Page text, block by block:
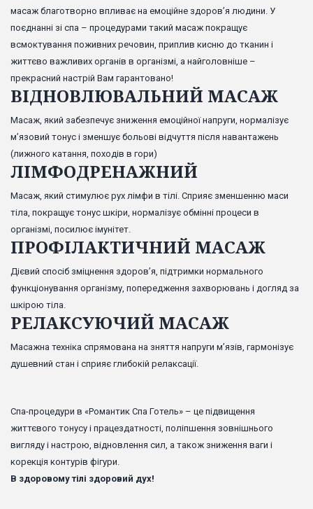
масаж благотворно впливає на емоційне здоров’я людини. У
поєднанні зі спа – процедурами такий масаж покращує
всмоктування поживних речовин, приплив кисню до тканин і
життєво важливих органів в організмі, а найголовніше –
прекрасний настрій Вам гарантовано!
ВІДНОВЛЮВАЛЬНИЙ МАСАЖ
Масаж, який забезпечує зниження емоційної напруги, нормалізує
м’язовий тонус і зменшує больові відчуття після навантажень
(лижного катання, походів в гори)
ЛІМФОДРЕНАЖНИЙ
Масаж, який стимулює рух лімфи в тілі. Сприяє зменшенню маси
тіла, покращує тонус шкіри, нормалізує обмінні процеси в
організмі, посилює імунітет.
ПРОФІЛАКТИЧНИЙ МАСАЖ
Дієвий спосіб зміцнення здоров’я, підтримки нормального
функціонування організму, попередження захворювань і догляд за
шкірою тіла.
РЕЛАКСУЮЧИЙ МАСАЖ
Масажна техніка спрямована на зняття напруги м’язів, гармонізує
душевний стан і сприяє глибокій релаксації.
Спа-процедури в «Романтик Спа Готель» – це підвищення
життєвого тонусу і працездатності, поліпшення зовнішнього
вигляду і настрою, відновлення сил, а також зниження ваги і
корекція контурів фігури.
В здоровому тілі здоровий дух!